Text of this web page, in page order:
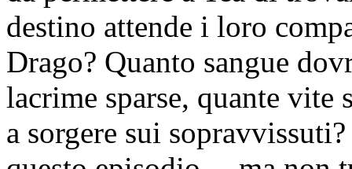
destino attende i loro
Drago? Quanto sangue
lacrime sparse, quante
a sorgere sui